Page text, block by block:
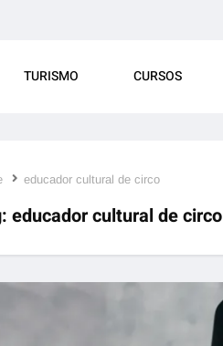
TURISMO CURSOS
educador cultural de circo
educador cultural de circo